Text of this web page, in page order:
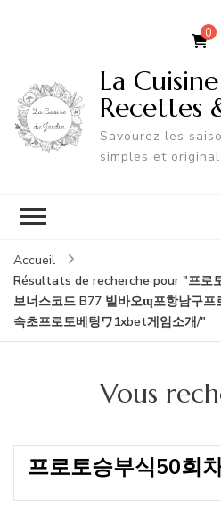
0
La
Recettes
Savourez les
simples et
Accueil
Résultats de recherche pour "프로
보너스코드 B77 빌바오ɰ포항남구프
속초프로토베팅ワ1xbet게임소개/"
Vous